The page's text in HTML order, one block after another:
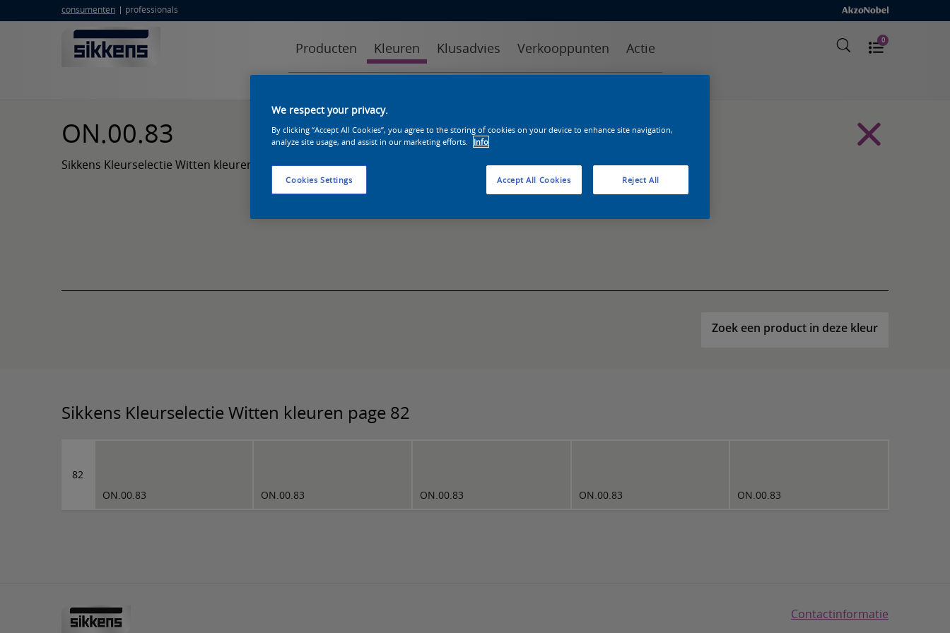
consumenten professionals
Producten Kleuren Klusadvies Verkooppunten Actie 0
ON.00.83
Sikkens Kleurselectie Witten kleuren
Zoek een product in deze kleur
Sikkens Kleurselectie Witten kleuren page 82
82
ON.00.83
ON.00.83 ON.00.83 ON.00.83 ON.00.83
Contactinformatie
We respect your privacy.
By clicking “Accept All Cookies”, you agree to the storing of cookies on your device to enhance site navigation,
analyze site usage, and assist in our marketing efforts.
Info
Cookies Settings Reject All
Accept All Cookies